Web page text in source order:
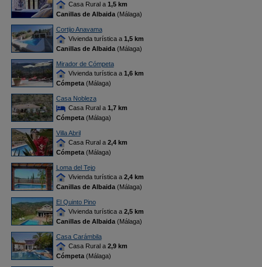
Casa Rural a 1,5 km
Canillas de Albaida(Málaga)
Cortijo Anavama
Vivienda turística a 1,5 km
Canillas de Albaida(Málaga)
Mirador de Cómpeta
Vivienda turística a 1,6 km
Cómpeta(Málaga)
Casa Nobleza
Casa Rural a 1,7 km
Cómpeta(Málaga)
Villa Abril
Casa Rural a 2,4 km
Cómpeta(Málaga)
Loma del Tejo
Vivienda turística a 2,4 km
Canillas de Albaida(Málaga)
El Quinto Pino
Vivienda turística a 2,5 km
Canillas de Albaida(Málaga)
Casa Carámbila
Casa Rural a 2,9 km
Cómpeta(Málaga)